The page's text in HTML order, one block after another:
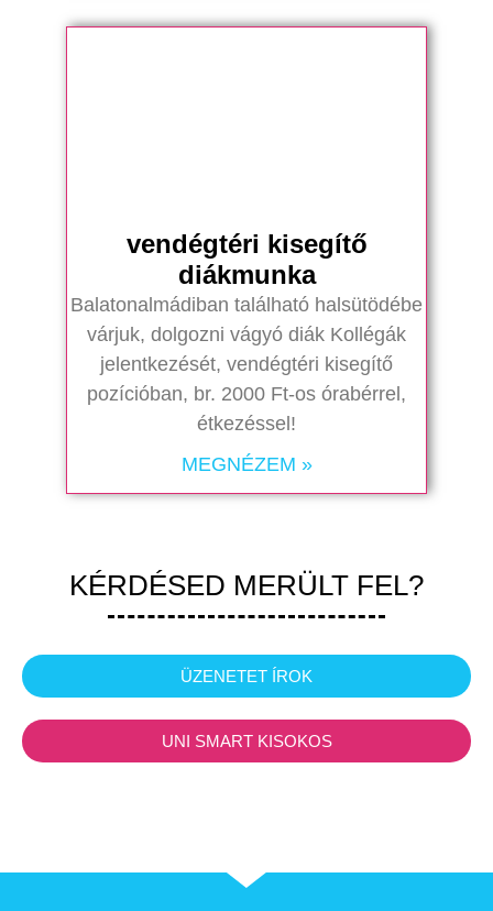
vendégtéri kisegítő
diákmunka
Balatonalmádiban található halsütödébe
várjuk, dolgozni vágyó diák Kollégák
jelentkezését, vendégtéri kisegítő
pozícióban, br. 2000 Ft-os órabérrel,
étkezéssel!
MEGNÉZEM »
KÉRDÉSED MERÜLT FEL?
ÜZENETET ÍROK
UNI SMART KISOKOS